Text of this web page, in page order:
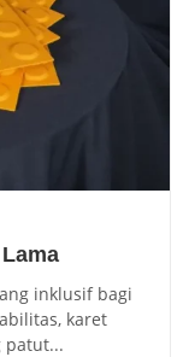
inklusif bagi
karet
patut...